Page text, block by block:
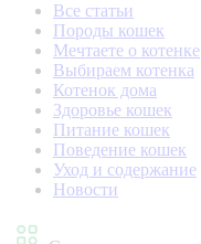
Все статьи
Породы кошек
Мечтаете о котенке
Выбираем котенка
Котенок дома
Здоровье кошек
Питание кошек
Поведение кошек
Уход и содержание
Новости